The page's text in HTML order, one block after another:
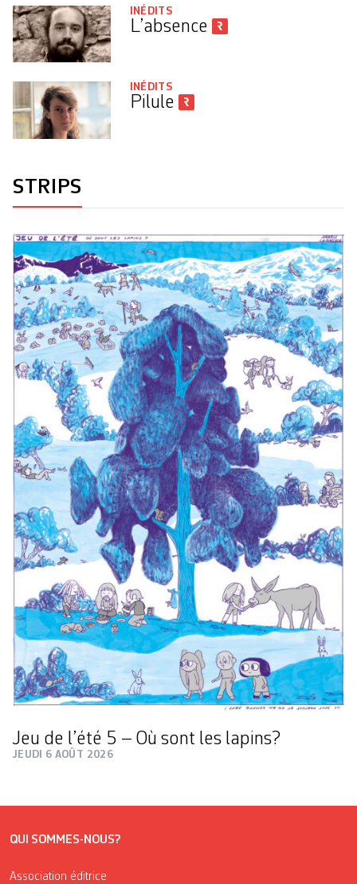
INÉDITS
L’absence
INÉDITS
Pilule
STRIPS
Jeu de l’été 5 – Où sont les lapins?
JEUDI 6 AOÛT 2026
QUI SOMMES-NOUS?
Association éditrice